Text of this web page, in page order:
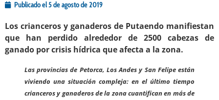
Publicado el5 de agosto de 2019
Los crianceros y ganaderos de Putaendo manifiestan
que han perdido alrededor de 2500 cabezas de
ganado por crisis hídrica que afecta a la zona.
Las provincias de Petorca, Los Andes y San Felipe están
viviendo una situación compleja: en el último tiempo
crianceros y ganaderos de la zona cuantifican en más de